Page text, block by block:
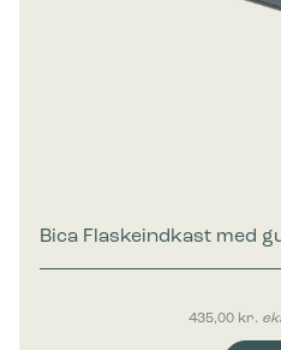
Bica Flaskeindkast med
435,00 kr.